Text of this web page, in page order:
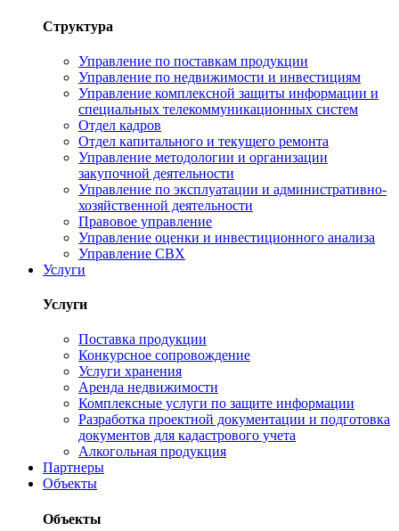
Структура
Управление по поставкам продукции
Управление по недвижимости и инвестициям
Управление комплексной защиты информации и
специальных телекоммуникационных систем
Отдел кадров
Отдел капитального и текущего ремонта
Управление методологии и организации
закупочной деятельности
Управление по эксплуатации и административно-
хозяйственной деятельности
Правовое управление
Управление оценки и инвестиционного анализа
Управление СВХ
Услуги
Услуги
Поставка продукции
Конкурсное сопровождение
Услуги хранения
Аренда недвижимости
Комплексные услуги по защите информации
Разработка проектной документации и подготовка
документов для кадастрового учета
Алкогольная продукция
Партнеры
Объекты
Объекты